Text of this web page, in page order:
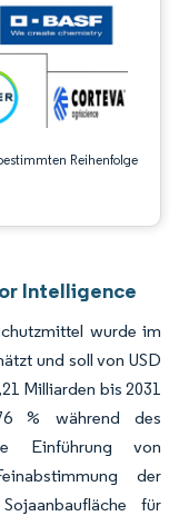
Reihenfolge
Intelligence
wurde im
und soll von USD
Milliarden bis 2031
% während des
Einführung von
der
für